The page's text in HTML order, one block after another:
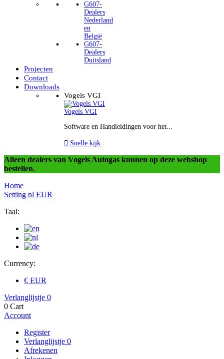
G607-
Dealers
Nederland
en
België
G607-
Dealers
Duitsland
Projecten
Contact
Downloads
Vogels VGI
Vogels VGI
Software en Handleidingen voor het...
 Snelle kijk
Alleen dealers van Vogels Autogas kunnen op deze webshop
bestellen.
Home
Setting nl EUR
Taal:
Currency:
€ EUR
Verlanglijstje 0
0 Cart
Account
Register
Verlanglijstje 0
Afrekenen